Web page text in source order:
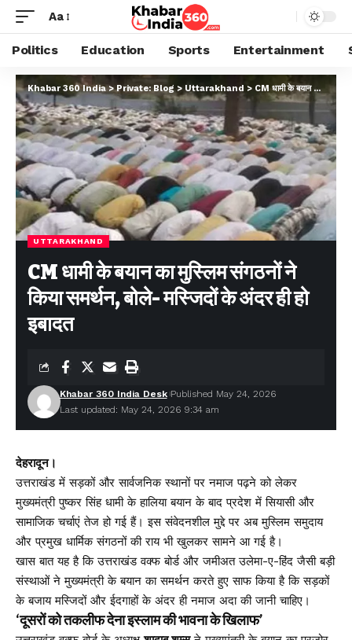
Aa
Politics Education Sports Entertainment
Khabar 360 India>Private: Blog> Uttarakhand > CM धामी के बयान का मुस्लिम संगठनों ने किया समर्थन, बोले- मस्जिदों के अंदर ही हो इबादत
UTTARAKHAND
CM धामी के बयान का मुस्लिम संगठनों ने
किया समर्थन, बोले- मस्जिदों के अंदर ही हो
इबादत
Last updated: May 24, 2026 9:34 am
Khabar 360 India Desk Published May 24, 2026
देहरादून।
उत्तराखंड में सड़कों और सार्वजनिक स्थानों पर नमाज पढ़ने को लेकर
मुख्यमंत्री पुष्कर सिंह धामी के हालिया बयान के बाद प्रदेश में सियासी और
सामाजिक चर्चाएं तेज हो गई हैं। इस संवेदनशील मुद्दे पर अब मुस्लिम समुदाय
और प्रमुख धार्मिक संगठनों की राय भी खुलकर सामने आ गई है।
खास बात यह है कि उत्तराखंड वक्फ बोर्ड और जमीअत उलेमा-ए-हिंद जैसी बड़ी
संस्थाओं ने मुख्यमंत्री के बयान का समर्थन करते हुए साफ किया है कि सड़कों
के बजाय मस्जिदों और ईदगाहों के अंदर ही नमाज अदा की जानी चाहिए।
‘दूसरों को तकलीफ देना इस्लाम की भावना के खिलाफ’